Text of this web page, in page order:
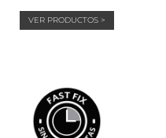
VER PRODUCTOS >